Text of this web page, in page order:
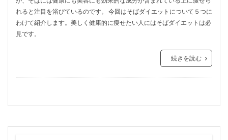
れると注目を浴びているのです。 今回はそばダイエットについて５つに
わけて紹介します。美しく健康的に痩せたい人にはそばダイエットは必
見です。
続きを読む